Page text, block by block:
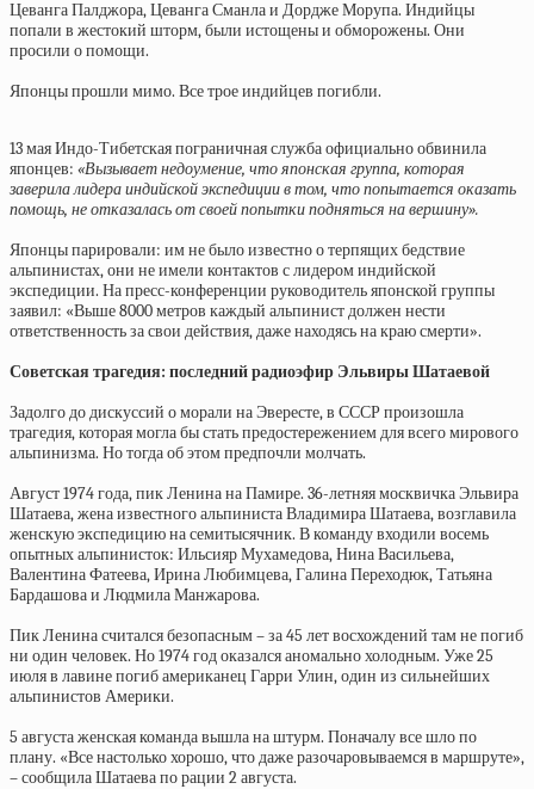
Цеванга Палджора, Цеванга Сманла и Дордже Морупа. Индийцы
попали в жестокий шторм, были истощены и обморожены. Они
просили о помощи.
Японцы прошли мимо. Все трое индийцев погибли.
13 мая Индо-Тибетская пограничная служба официально обвинила
японцев: «Вызывает недоумение, что японская группа, которая
заверила лидера индийской экспедиции в том, что попытается оказать
помощь, не отказалась от своей попытки подняться на вершину».
Японцы парировали: им не было известно о терпящих бедствие
альпинистах, они не имели контактов с лидером индийской
экспедиции. На пресс-конференции руководитель японской группы
заявил: «Выше 8000 метров каждый альпинист должен нести
ответственность за свои действия, даже находясь на краю смерти».
Советская трагедия: последний радиоэфир Эльвиры Шатаевой
Задолго до дискуссий о морали на Эвересте, в СССР произошла
трагедия, которая могла бы стать предостережением для всего мирового
альпинизма. Но тогда об этом предпочли молчать.
Август 1974 года, пик Ленина на Памире. 36-летняя москвичка Эльвира
Шатаева, жена известного альпиниста Владимира Шатаева, возглавила
женскую экспедицию на семитысячник. В команду входили восемь
опытных альпинисток: Ильсияр Мухамедова, Нина Васильева,
Валентина Фатеева, Ирина Любимцева, Галина Переходюк, Татьяна
Бардашова и Людмила Манжарова.
Пик Ленина считался безопасным – за 45 лет восхождений там не погиб
ни один человек. Но 1974 год оказался аномально холодным. Уже 25
июля в лавине погиб американец Гарри Улин, один из сильнейших
альпинистов Америки.
5 августа женская команда вышла на штурм. Поначалу все шло по
плану. «Все настолько хорошо, что даже разочаровываемся в маршруте»,
– сообщила Шатаева по рации 2 августа.